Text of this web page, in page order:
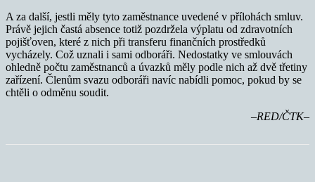
A za další, jestli měly tyto zaměstnance uvedené v přílohách smluv.
Právě jejich častá absence totiž pozdržela výplatu od zdravotních
pojišťoven, které z nich při transferu finančních prostředků
vycházely. Což uznali i sami odboráři. Nedostatky ve smlouvách
ohledně počtu zaměstnanců a úvazků měly podle nich až dvě třetiny
zařízení. Členům svazu odboráři navíc nabídli pomoc, pokud by se
chtěli o odměnu soudit.
–RED/ČTK–